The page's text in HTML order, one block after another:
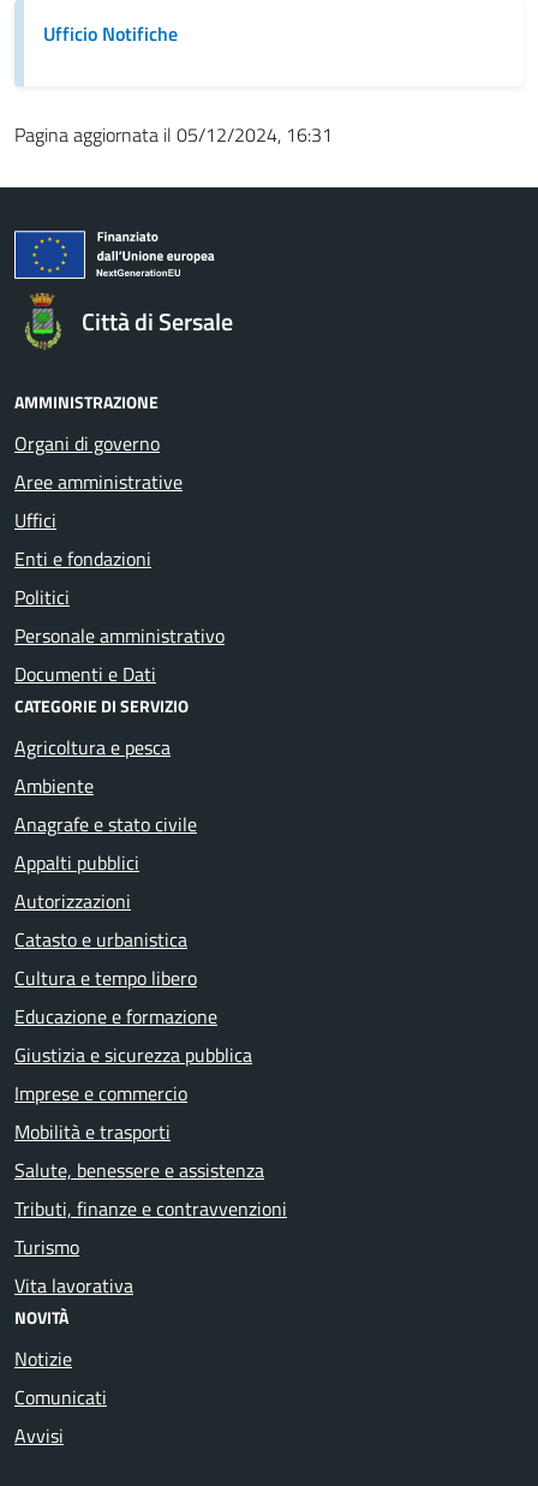
Ufficio Notifiche
Pagina aggiornata il 05/12/2024, 16:31
Città di Sersale
AMMINISTRAZIONE
Organi di governo
Aree amministrative
Uffici
Enti e fondazioni
Politici
Personale amministrativo
Documenti e Dati
CATEGORIE DI SERVIZIO
Agricoltura e pesca
Ambiente
Anagrafe e stato civile
Appalti pubblici
Autorizzazioni
Catasto e urbanistica
Cultura e tempo libero
Educazione e formazione
Giustizia e sicurezza pubblica
Imprese e commercio
Mobilità e trasporti
Salute, benessere e assistenza
Tributi, finanze e contravvenzioni
Turismo
Vita lavorativa
NOVITÀ
Notizie
Comunicati
Avvisi